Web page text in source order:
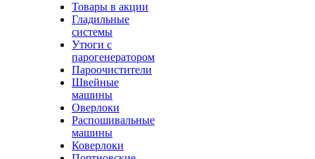
Товары в акции
Гладильные
системы
Утюги с
парогенератором
Пароочистители
Швейные
машины
Оверлоки
Распошивальные
машины
Коверлоки